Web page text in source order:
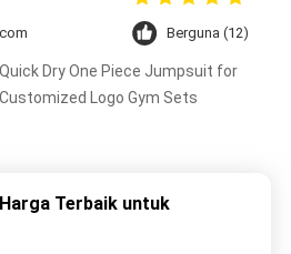
Berguna (12)
Dry One Piece Jumpsuit for
Logo Gym Sets
Terbaik untuk